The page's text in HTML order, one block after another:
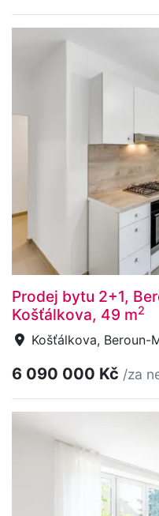
Prodej bytu 2+1,
Košťálkova, 49 m2
Košťálkova, Beroun-
6 090 000 Kč /za